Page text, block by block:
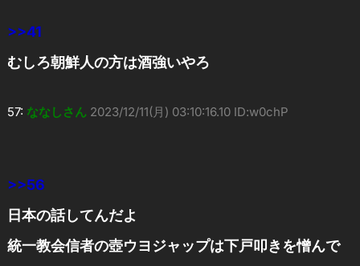
>>41
むしろ朝鮮人の方は酒強いやろ
57: ななしさん 2023/12/11(月) 03:10:16.10 ID:w0chP
>>56
日本の話してんだよ
統一教会信者の壺ウヨジャップは下戸叩きを憎んで